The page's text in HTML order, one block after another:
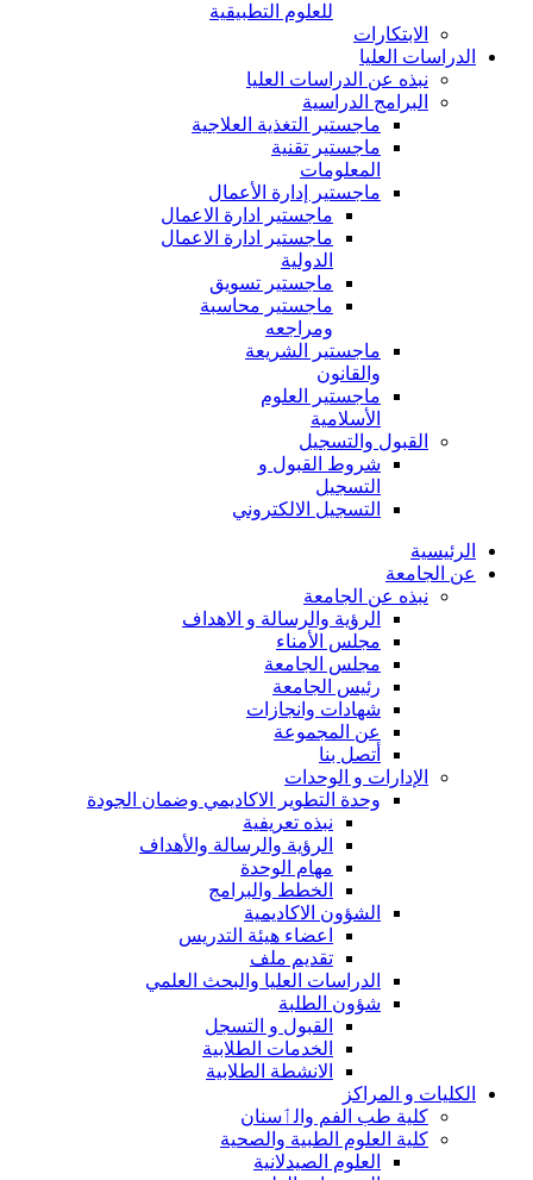
للعلوم التطبيقية
الابتكارات
الدراسات العليا
نبذه عن الدراسات العليا
البرامج الدراسية
ماجستير التغذية العلاجية
ماجستير تقنية
المعلومات
ماجستير إدارة الأعمال
ماجستير ادارة الاعمال
ماجستير ادارة الاعمال
الدولية
ماجستير تسويق
ماجستير محاسبة
ومراجعه
ماجستير الشريعة
والقانون
ماجستير العلوم
الأسلامية
القبول والتسجيل
شروط القبول و
التسجيل
التسجيل الالكتروني
الرئيسية
عن الجامعة
نبذه عن الجامعة
الرؤية والرسالة و الاهداف
مجلس الأمناء
مجلس الجامعة
رئيس الجامعة
شهادات وانجازات
عن المجموعة
أتصل بنا
الإدارات و الوحدات
وحدة التطوير الاكاديمي وضمان الجودة
نبذه تعريفية
الرؤية والرسالة والأهداف
مهام الوحدة
الخطط والبرامج
الشؤون الاكاديمية
اعضاء هيئة التدريس
تقديم ملف
الدراسات العليا والبحث العلمي
شؤون الطلبة
القبول و التسجل
الخدمات الطلابية
الانشطة الطلابية
الكليات و المراكز
كلية طب الفم والٲسنان
كلية العلوم الطبية والصحية
العلوم الصيدلانية